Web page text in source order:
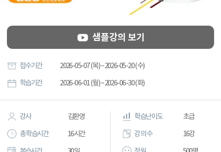
샘플강의 보기
접수기간 2026-05-07 (목) ~ 2026-05-20 (수)
학습기간 2026-06-01 (월) ~ 2026-06-30 (화)
강사 김환영
총 학습시간 16시간
학습난이도 초급
강의 수 16강